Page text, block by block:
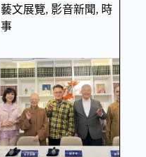
藝文展覽, 影音新聞, 時
事